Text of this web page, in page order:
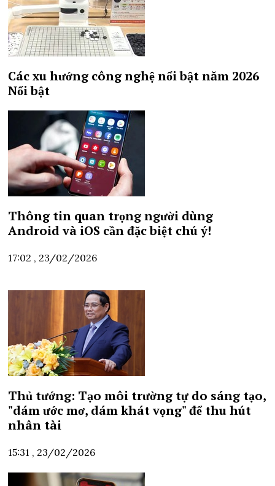
Các xu hướng công nghệ nổi bật năm 2026
Nổi bật
Thông tin quan trọng người dùng
Android và iOS cần đặc biệt chú ý!
17:02 , 23/02/2026
Thủ tướng: Tạo môi trường tự do sáng tạo,
"dám ước mơ, dám khát vọng" để thu hút
nhân tài
15:31 , 23/02/2026